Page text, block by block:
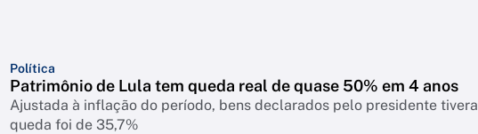
Política
Patrimônio de Lula tem queda real de quase 50% em 4 anos
Ajustada à inflação do período, bens declarados pelo presidente
queda foi de 35,7%